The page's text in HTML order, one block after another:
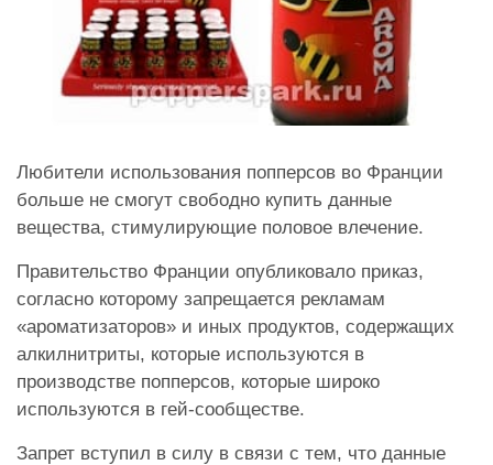
Любители использования попперсов во Франции
больше не смогут свободно купить данные
вещества, стимулирующие половое влечение.
Правительство Франции опубликовало приказ,
согласно которому запрещается рекламам
«ароматизаторов» и иных продуктов, содержащих
алкилнитриты, которые используются в
производстве попперсов, которые широко
используются в гей-сообществе.
Запрет вступил в силу в связи с тем, что данные